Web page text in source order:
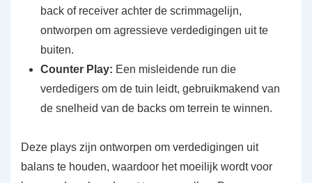
back of receiver achter de scrimmagelijn,
ontworpen om agressieve verdedigingen uit te
buiten.
Counter Play: Een misleidende run die
verdedigers om de tuin leidt, gebruikmakend van
de snelheid van de backs om terrein te winnen.
Deze plays zijn ontworpen om verdedigingen uit
balans te houden, waardoor het moeilijk wordt voor